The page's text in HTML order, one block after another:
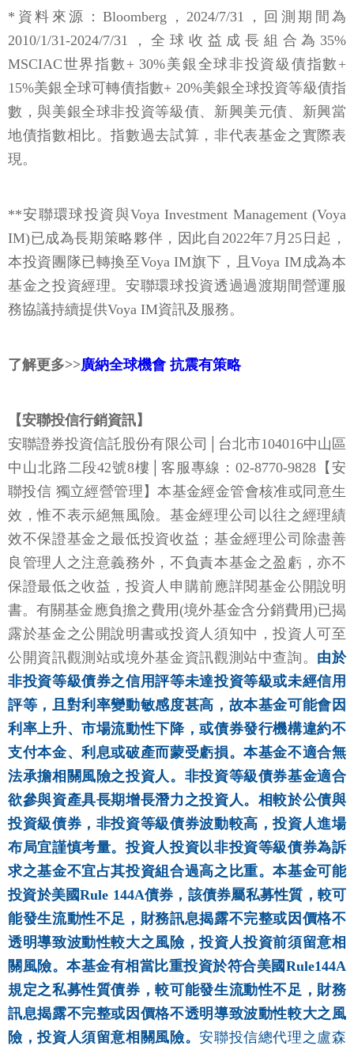
*資料來源：Bloomberg，2024/7/31，回測期間為
2010/1/31-2024/7/31，全球收益成長組合為35%
MSCIAC世界指數+ 30%美銀全球非投資級債指數+
15%美銀全球可轉債指數+ 20%美銀全球投資等級債指
數，與美銀全球非投資等級債、新興美元債、新興當
地債指數相比。指數過去試算，非代表基金之實際表
現。
**安聯環球投資與Voya Investment Management (Voya
IM)已成為長期策略夥伴，因此自2022年7月25日起，
本投資團隊已轉換至Voya IM旗下，且Voya IM成為本
基金之投資經理。安聯環球投資透過過渡期間營運服
務協議持續提供Voya IM資訊及服務。
了解更多>>廣納全球機會 抗震有策略
【安聯投信行銷資訊】
安聯證券投資信託股份有限公司│台北市104016中山區
中山北路二段42號8樓│客服專線：02-8770-9828【安
聯投信 獨立經營管理】本基金經金管會核准或同意生
效，惟不表示絕無風險。基金經理公司以往之經理績
效不保證基金之最低投資收益；基金經理公司除盡善
良管理人之注意義務外，不負責本基金之盈虧，亦不
保證最低之收益，投資人申購前應詳閱基金公開說明
書。有關基金應負擔之費用(境外基金含分銷費用)已揭
露於基金之公開說明書或投資人須知中，投資人可至
公開資訊觀測站或境外基金資訊觀測站中查詢。 由於
非投資等級債券之信用評等未達投資等級或未經信用
評等，且對利率變動敏感度甚高，故本基金可能會因
利率上升、市場流動性下降，或債券發行機構違約不
支付本金、利息或破產而蒙受虧損。本基金不適合無
法承擔相關風險之投資人。非投資等級債券基金適合
欲參與資產具長期增長潛力之投資人。相較於公債與
投資級債券，非投資等級債券波動較高，投資人進場
布局宜謹慎考量。投資人投資以非投資等級債券為訴
求之基金不宜占其投資組合過高之比重。本基金可能
投資於美國Rule 144A債券，該債券屬私募性質，較可
能發生流動性不足，財務訊息揭露不完整或因價格不
透明導致波動性較大之風險，投資人投資前須留意相
關風險。本基金有相當比重投資於符合美國Rule144A
規定之私募性質債券，較可能發生流動性不足，財務
訊息揭露不完整或因價格不透明導致波動性較大之風
險，投資人須留意相關風險。安聯投信總代理之盧森